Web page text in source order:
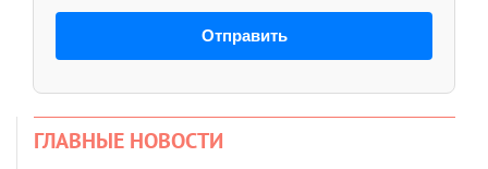
Отправить
ГЛАВНЫЕ НОВОСТИ